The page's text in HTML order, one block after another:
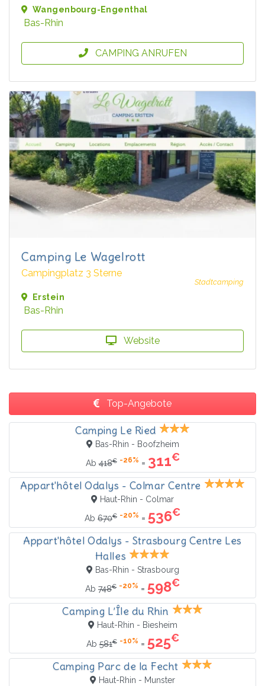
Wangenbourg-Engenthal
Bas-Rhin
CAMPING ANRUFEN
Camping Le Wagelrott
Campingplatz 3 Sterne
Stadtcamping
Erstein
Bas-Rhin
Website
Top-Angebote
Camping Le Ried
Bas-Rhin - Boofzheim
Ab418€ -26% = 311€
Appart'hôtel Odalys - Colmar Centre
Haut-Rhin - Colmar
Ab 670€ -20% = 536€
Appart'hôtel Odalys - Strasbourg Centre Les
Halles
Bas-Rhin - Strasbourg
Ab 748€ -20% = 598€
Camping L’Île du Rhin
Haut-Rhin - Biesheim
Ab581€ -10% = 525€
Camping Parc de la Fecht
Haut-Rhin - Munster